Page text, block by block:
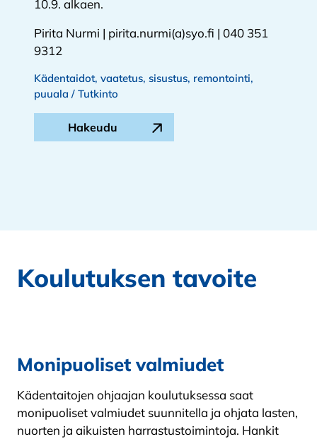
10.9. alkaen.
Pirita Nurmi | pirita.nurmi(a)syo.fi | 040 351
9312
Kädentaidot, vaatetus, sisustus, remontointi,
puuala / Tutkinto
Hakeudu
Koulutuksen tavoite
Monipuoliset valmiudet
Kädentaitojen ohjaajan koulutuksessa saat
monipuoliset valmiudet suunnitella ja ohjata lasten,
nuorten ja aikuisten harrastustoimintoja. Hankit